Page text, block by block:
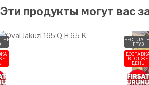
Эти продукты могут вас
ГРУЗ
В ТОТ ЖЕ
ДЕНЬ